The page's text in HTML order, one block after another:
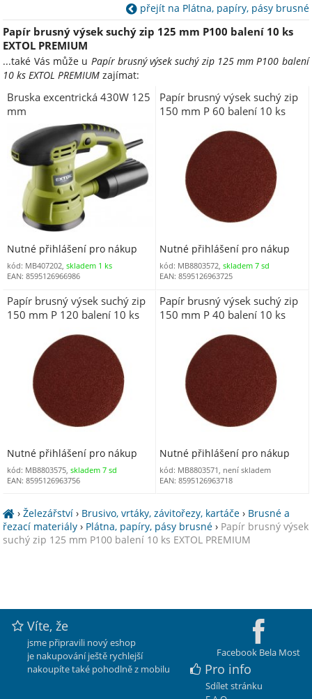
přejít na Plátna, papíry, pásy brusné
Papír brusný výsek suchý zip 125 mm P100 balení 10 ks
EXTOL PREMIUM
...také Vás může u Papír brusný výsek suchý zip 125 mm P100 balení
10 ks EXTOL PREMIUM zajímat:
Bruska excentrická 430W 125
mm
Nutné přihlášení pro nákup
kód: MB407202, skladem 1 ks
EAN: 8595126966986
Papír brusný výsek suchý zip
150 mm P 60 balení 10 ks
Nutné přihlášení pro nákup
kód: MB8803572,skladem 7 sd
EAN: 8595126963725
Papír brusný výsek suchý zip
150 mm P 120 balení 10 ks
Nutné přihlášení pro nákup
kód: MB8803575, skladem 7 sd
EAN: 8595126963756
Papír brusný výsek suchý zip
150 mm P 40 balení 10 ks
Nutné přihlášení pro nákup
kód: MB8803571, není skladem
EAN: 8595126963718
›Železářství › Brusivo, vrtáky, závitořezy, kartáče › Brusné a
řezací materiály › Plátna, papíry, pásy brusné › Papír brusný výsek
suchý zip 125 mm P100 balení 10 ks EXTOL PREMIUM
Facebook Bela Most
Víte, že
jsme připravili nový eshop
je nakupování ještě rychlejší
nakoupíte také pohodlně z mobilu
Pro info
Sdílet stránku